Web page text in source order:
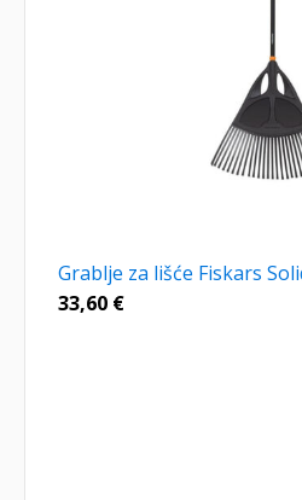
Grablje za lišće Fiskars
33,60 €